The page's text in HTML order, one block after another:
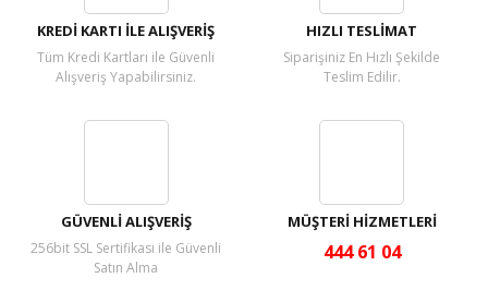
KREDİ KARTI İLE ALIŞVERİŞ
Tüm Kredi Kartları ile Güvenli
Alışveriş Yapabilirsiniz.
HIZLI TESLİMAT
Siparişiniz En Hızlı Şekilde
Teslim Edilir.
GÜVENLİ ALIŞVERİŞ
256bit SSL Sertifikası ile Güvenli
Satın Alma
MÜŞTERİ HİZMETLERİ
444 61 04